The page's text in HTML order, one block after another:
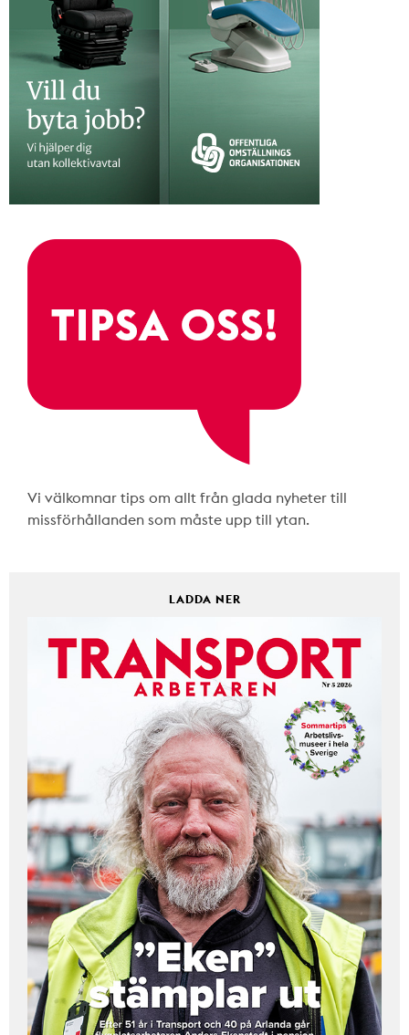
Vi välkomnar tips om allt från glada nyheter till
missförhållanden som måste upp till ytan.
LADDA NER